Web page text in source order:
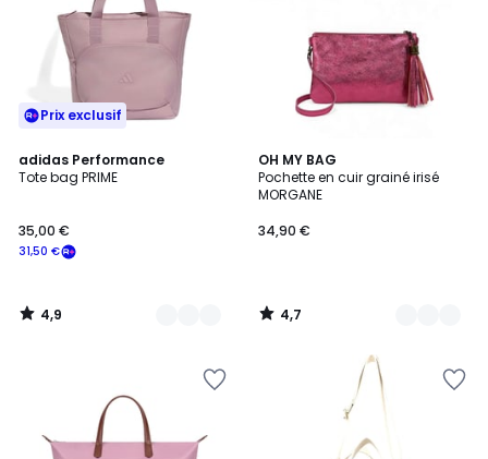
Prix exclusif
adidas Performance
Tote bag PRIME
31,50 €
35,00 €
4,9
/ 5
3
Couleurs
4,9
/
OH MY BAG
Pochette en cuir grainé irisé
MORGANE
34,90 €
4,7
/ 5
15
Couleurs
4,7
/